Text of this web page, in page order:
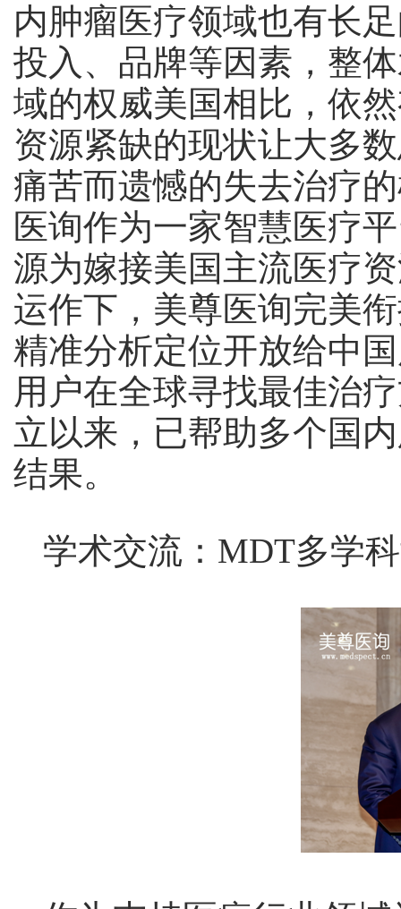
内肿瘤医疗领域也有长
投入、品牌等因素，整
域的权威美国相比，依
资源紧缺的现状让大多
痛苦而遗憾的失去治疗
医询作为一家智慧医疗
源为嫁接美国主流医疗
运作下，美尊医询完美
精准分析定位开放给中
用户在全球寻找最佳治
立以来，已帮助多个国
结果。
学术交流：MDT多学